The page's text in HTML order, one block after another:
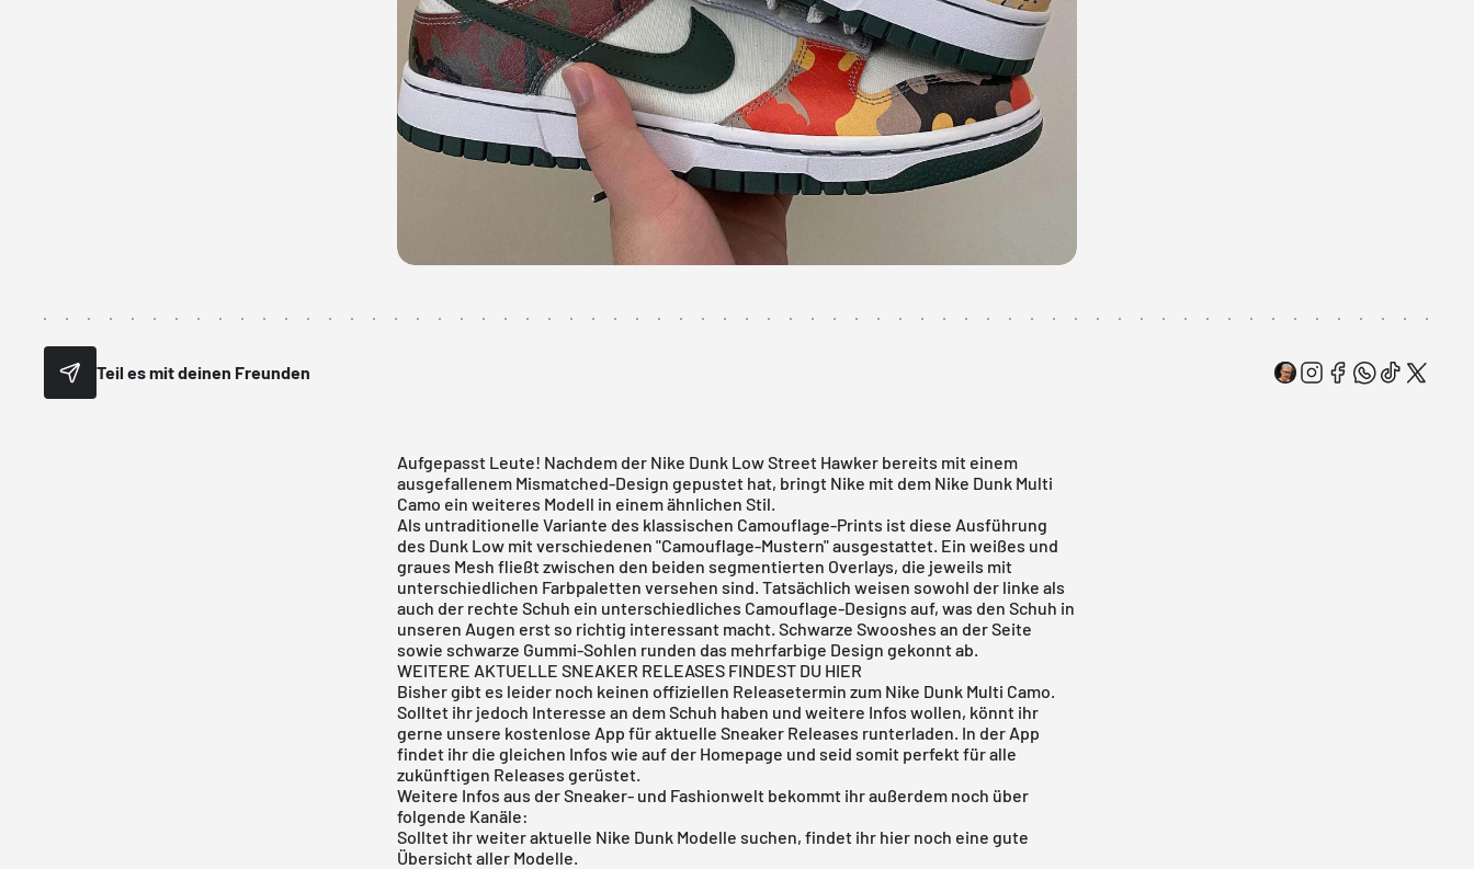
Teil es mit deinen Freunden
Aufgepasst Leute! Nachdem der Nike Dunk Low Street Hawkerbereits mit einem
ausgefallenem Mismatched-Design gepustet hat, bringt Nike mit dem Nike Dunk Multi
Camo ein weiteres Modell in einem ähnlichen Stil.
Als untraditionelle Variante des klassischen Camouflage-Prints ist diese Ausführung
des Dunk Low mit verschiedenen "Camouflage-Mustern" ausgestattet. Ein weißes und
graues Mesh fließt zwischen den beiden segmentierten Overlays, die jeweils mit
unterschiedlichen Farbpaletten versehen sind. Tatsächlich weisen sowohl der linke als
auch der rechte Schuh ein unterschiedliches Camouflage-Designs auf, was den Schuh in
unseren Augen erst so richtig interessant macht. Schwarze Swooshes an der Seite
sowie schwarze Gummi-Sohlen runden das mehrfarbige Design gekonnt ab.
WEITERE AKTUELLE SNEAKER RELEASES FINDEST DU HIER
Bisher gibt es leider noch keinen offiziellen Releasetermin zum Nike Dunk Multi Camo.
Solltet ihr jedoch Interesse an dem Schuh haben und weitere Infos wollen, könnt ihr
gerne unsere kostenlose App für aktuelle Sneaker Releases runterladen. In der App
findet ihr die gleichen Infos wie auf der Homepage und seid somit perfekt für alle
zukünftigen Releases gerüstet.
Weitere Infos aus der Sneaker- und Fashionwelt bekommt ihr außerdem noch über
folgende Kanäle:
Solltet ihr weiter aktuelle Nike DunkModelle suchen, findet ihr hiernoch eine gute
Übersicht aller Modelle.